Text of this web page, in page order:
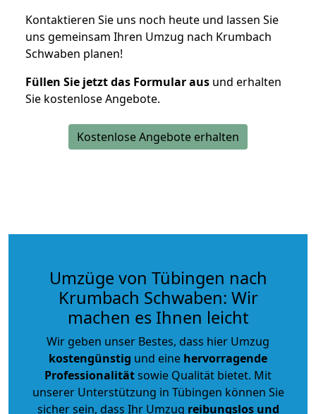
Kontaktieren Sie uns noch heute und lassen Sie
uns gemeinsam Ihren Umzug nach Krumbach
Schwaben planen!
Füllen Sie jetzt das Formular aus und erhalten
Sie kostenlose Angebote.
Kostenlose Angebote erhalten
Umzüge von Tübingen nach
Krumbach Schwaben: Wir
machen es Ihnen leicht
Wir geben unser Bestes, dass hier Umzug
kostengünstig und eine hervorragende
Professionalitätsowie Qualität bietet. Mit
unserer Unterstützung in Tübingen können Sie
sicher sein, dass Ihr Umzug reibungslos und